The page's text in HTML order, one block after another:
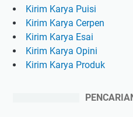
Kirim Karya Puisi
Kirim Karya Cerpen
Kirim Karya Esai
Kirim Karya Opini
Kirim Karya Produk